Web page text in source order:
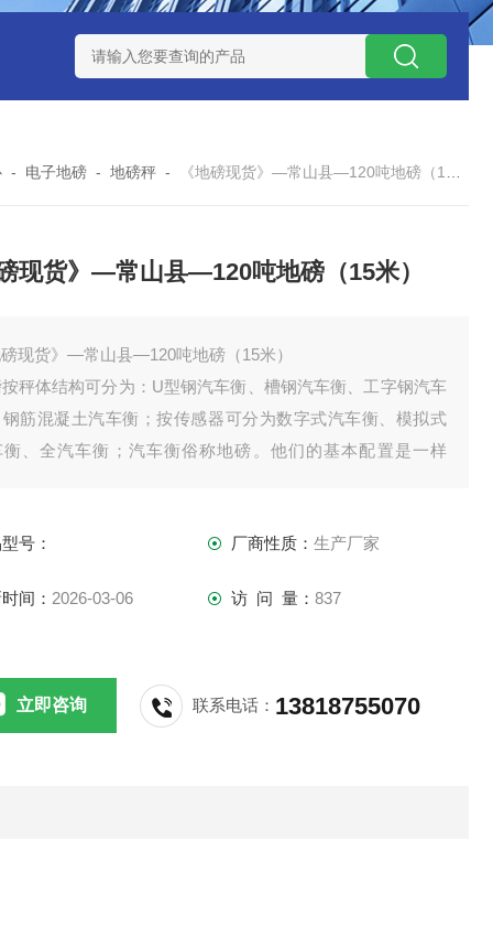
SCS-18米120吨玉环装一台16米100吨地磅多少钱？
- 电子地磅 -地磅秤 - 《地磅现货》—常山县—120吨地磅（15米）
磅现货》—常山县—120吨地磅（15米）
磅现货》—常山县—120吨地磅（15米）
秤体结构可分为：U型钢汽车衡、槽钢汽车衡、工字钢汽车
筋混凝土汽车衡；按传感器可分为数字式汽车衡、模拟式
衡、全汽车衡；汽车衡俗称地磅。他们的基本配置是一样
号：
厂商性质： 生产厂家
间： 2026-03-06 访 问 量： 837
立即咨询 联系电话： 13818755070